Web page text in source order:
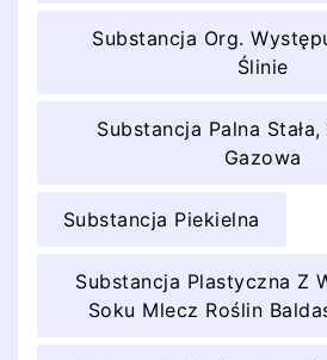
Substancja Org.
Ślinie
Substancja Palna Stała,
Gazowa
Substancja Piekielna
Substancja Plastyczna Z
Soku Mlecz Roślin